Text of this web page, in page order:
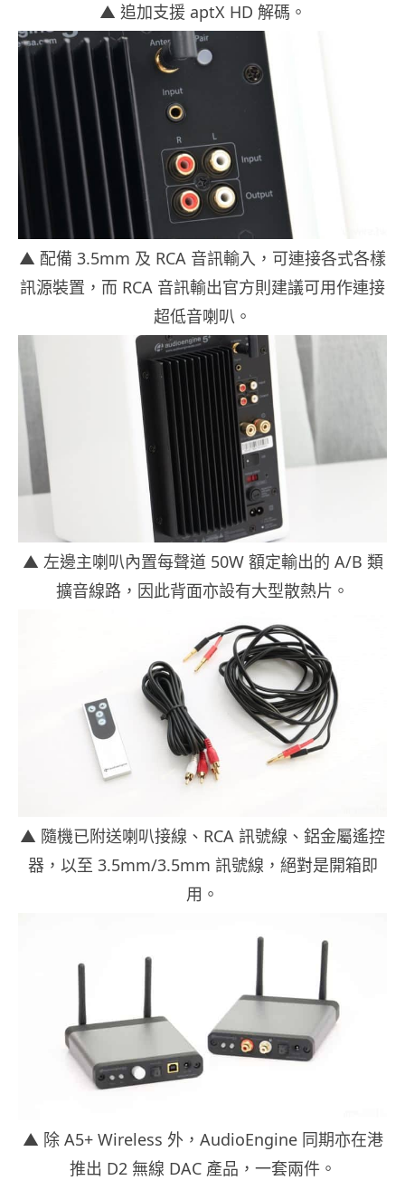
▲ 追加支援 aptX HD 解碼。
▲ 配備 3.5mm 及 RCA 音訊輸入，可連接各式各樣
訊源裝置，而 RCA 音訊輸出官方則建議可用作連接
超低音喇叭。
▲ 左邊主喇叭內置每聲道 50W 額定輸出的 A/B 類
擴音線路，因此背面亦設有大型散熱片。
▲ 隨機已附送喇叭接線、RCA 訊號線、鋁金屬遙控
器，以至 3.5mm/3.5mm 訊號線，絕對是開箱即
用。
▲ 除 A5+ Wireless 外，AudioEngine 同期亦在港
推出 D2 無線 DAC 產品，一套兩件。